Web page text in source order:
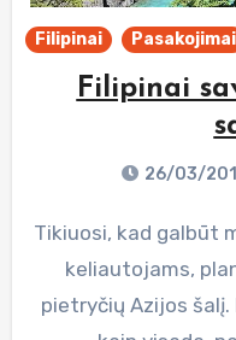
Filipinai Pasakojimai
Filipinai
26/03/
Tikiuosi, kad galbūt mano įspūdžiai padės kitiems
keliautojams,
pietryčių Azijos